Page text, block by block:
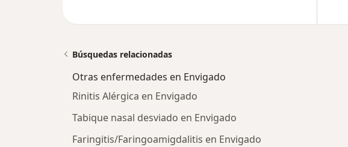
Búsquedas relacionadas
Otras enfermedades en Envigado
Rinitis Alérgica en Envigado
Tabique nasal desviado en Envigado
Faringitis/Faringoamigdalitis en Envigado